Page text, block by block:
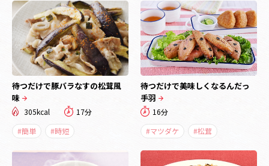
待つだけで豚バラなすの松茸風
味
305kcal
17分
#簡単
#時短
待つだけで美味しくなるんだっ
手羽
16分
#マツダケ
#松茸